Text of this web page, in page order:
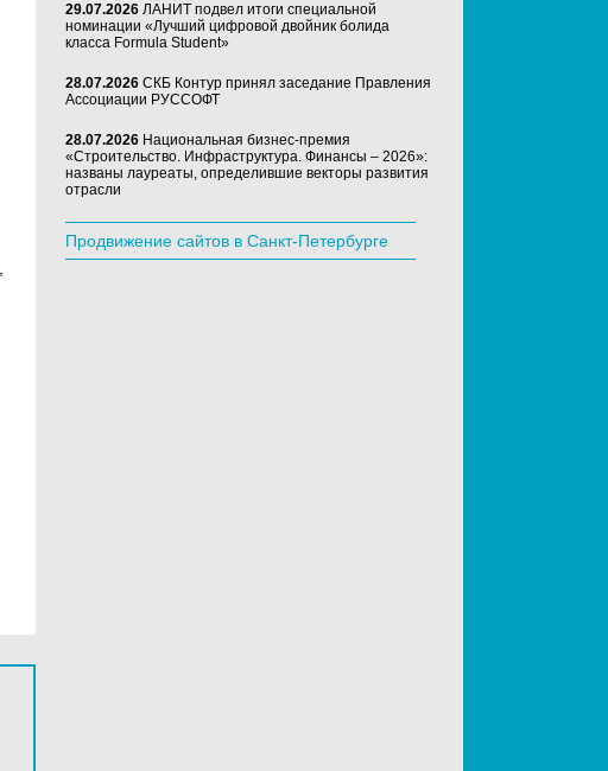
29.07.2026 ЛАНИТ подвел итоги специальной
номинации «Лучший цифровой двойник болида
класса Formula Student»
28.07.2026 СКБ Контур принял заседание Правления
Ассоциации РУССОФТ
28.07.2026 Национальная бизнес-премия
«Строительство. Инфраструктура. Финансы – 2026»:
названы лауреаты, определившие векторы развития
отрасли
Продвижение сайтов в Санкт-Петербурге